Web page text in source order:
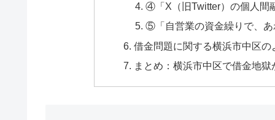
④「X（旧Twitter）の個人間
⑤「自営業の資金繰りで、
借金問題に関する横浜市中区の
まとめ：横浜市中区で借金地